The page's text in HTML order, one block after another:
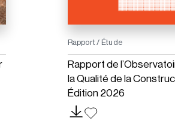
Rapport / Étude
Rapport de
la Qualité de la
Édition 2026